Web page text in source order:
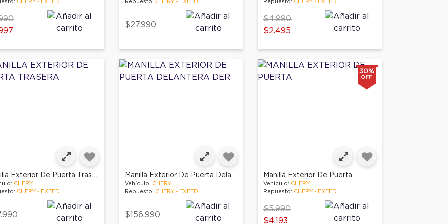
CHERY - EXEED
reduced from
to
Repuesto: CHERY - EXEED
$27.990
Repuesto: CHERY - EXEED
Price reduced from
$4.990to
$2.495
Manilla Exterior De Puerta Trasera
CHERY
CHERY - EXEED
Manilla Exterior De Puerta Delantera Der
Vehículo: CHERY
Repuesto: CHERY - EXEED
$156.990
30%
OFF
Manilla Exterior De Puerta
Vehículo: CHERY
Repuesto: CHERY - EXEED
Price reduced from
$5.990to
$4.193